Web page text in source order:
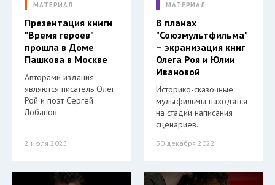
МАТЕРИАЛ
Презентация книги
"Время героев"
прошла в Доме
Пашкова в Москве
Авторами издания
являются писатель Олег
Рой и поэт Сергей
Лобанов.
2 июля 2025
МАТЕРИАЛ
В планах
"Союзмультфильма"
– экранизация книг
Олега Роя и Юлии
Ивановой
Историко-сказочные
мультфильмы находятся
на стадии написания
сценариев.
30 декабря 2022